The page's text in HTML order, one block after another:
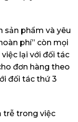
sản phẩm và yêu
phí” còn mọi
lại với đối tác
đơn hàng theo
đối tác thứ 3
trễ trong việc